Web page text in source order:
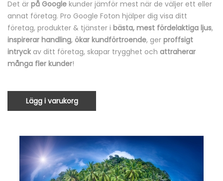
Det är på Google kunder jämför mest när de väljer ett eller
annat företag. Pro Google Foton hjälper dig visa ditt
företag, produkter & tjänster i bästa, mest fördelaktiga ljus,
inspirerar handling, ökar kundförtroende, ger proffsigt
intryckav ditt företag, skapar trygghet och attraherar
många fler kunder!
Lägg i varukorg